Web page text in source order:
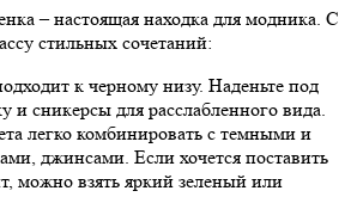
– настоящая находка для модника. С
стильных сочетаний:
к черному низу. Наденьте под
и сникерсы для расслабленного вида.
легко комбинировать с темными и
джинсами. Если хочется поставить
можно взять яркий зеленый или